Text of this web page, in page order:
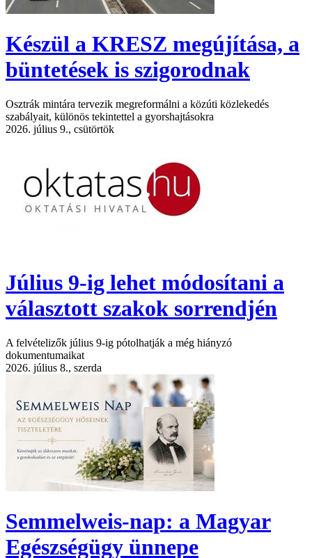
Készül a KRESZ megújítása, a
büntetések is szigorodnak
Osztrák mintára tervezik megreformálni a közúti közlekedés
szabályait, különös tekintettel a gyorshajtásokra
2026. július 9., csütörtök
Július 9-ig lehet módosítani a
választott szakok sorrendjén
A felvételizők július 9-ig pótolhatják a még hiányzó
dokumentumaikat
2026. július 8., szerda
Semmelweis-nap: a Magyar
Egészségügy ünnepe